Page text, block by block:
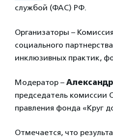
службой (ФАС) РФ.
Организаторы –
социального
инклюзивных практик,
Модератор –
председатель комиссии
правления фонда «Круг
Отмечается, что